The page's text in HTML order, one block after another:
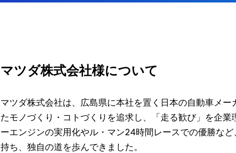
マツダ株式会社様について
マツダ株式会社は、広島県に本社を置く日本の自動車メー
たモノづくり・コトづくりを追求し、「走る歓び」を企業
ーエンジンの実用化やル・マン24時間レースでの優勝な
持ち、独自の道を歩んできました。